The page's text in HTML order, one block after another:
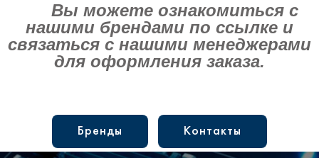
Вы можете ознакомиться с
нашими брендами по ссылке и
связаться с нашими менеджерами
для оформления заказа.
Бренды Контакты